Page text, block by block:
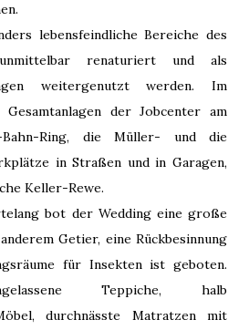
lebensfeindliche Bereiche des
renaturiert und als
weitergenutzt werden. Im
Gesamtanlagen der Jobcenter am
Ring, die Müller- und die
in Straßen und in Garagen,
Keller-Rewe.
bot der Wedding eine große
Getier, eine Rückbesinnung
für Insekten ist geboten.
Teppiche, halb
durchnässte Matratzen mit